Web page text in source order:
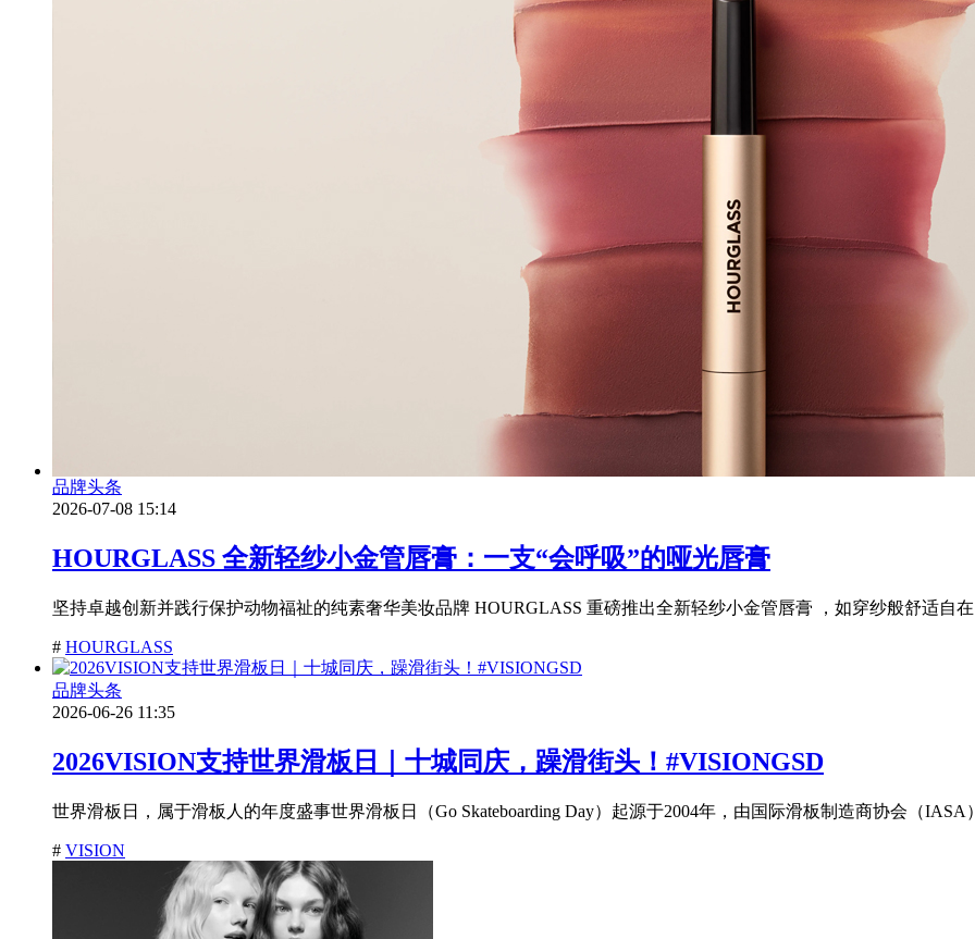
品牌头条
2026-07-08 15:14
HOURGLASS 全新轻纱小金管唇膏：一支“会呼吸”的哑光唇膏
坚持卓越创新并践行保护动物福祉的纯素奢华美妆品牌 HOURGLASS 重磅推出全新轻纱小金管唇膏 ，如穿纱般舒适自
# HOURGLASS
品牌头条
2026-06-26 11:35
2026VISION支持世界滑板日｜十城同庆，躁滑街头！#VISIONGSD
世界滑板日，属于滑板人的年度盛事世界滑板日（Go Skateboarding Day）起源于2004年，由国际滑板制造商协会（IASA
# VISION